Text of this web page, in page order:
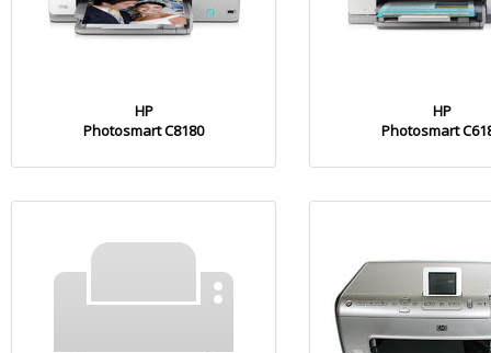
HP
Photosmart C8180
HP
Photosmart